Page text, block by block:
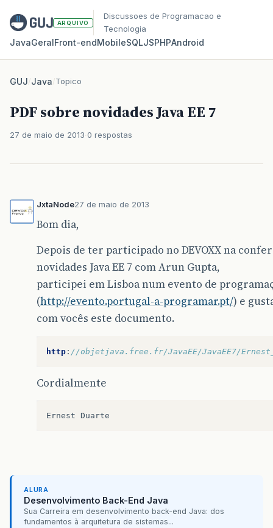
ARQUIVO
Discussoes de Programacao e
Tecnologia
JavaGeralFront‑endMobileSQLJSPHPAndroid
GUJ/Java/Topico
PDF sobre novidades Java EE 7
27 de maio de 2013 0 respostas
JxtaNode27 de maio de 2013
Bom dia,
Depois de ter participado no DEVOXX na
novidades Java EE 7 com Arun Gupta,
participei em Lisboa num evento de
(http://evento.portugal-a-programar.pt/) e
com vocês este documento.
http : //objetjava.free.fr/JavaEE/JavaEE7/
Cordialmente
Ernest Duarte
ALURA
Desenvolvimento Back-End Java
Sua Carreira em desenvolvimento back-end Java: dos
fundamentos à arquitetura de sistemas...